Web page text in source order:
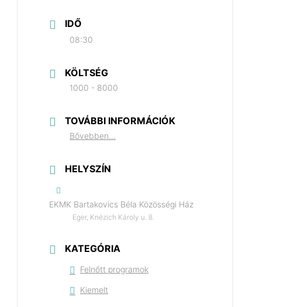
IDŐ
08:30
KÖLTSÉG
1000 - 8000
TOVÁBBI INFORMÁCIÓK
Bővebben...
HELYSZÍN
EKMK Bartakovics Béla Közösségi Ház
Eger, Knézich Károly u. 8.
KATEGÓRIA
Felnőtt programok
Kiemelt